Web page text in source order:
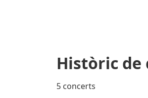
Històric de
5 concerts